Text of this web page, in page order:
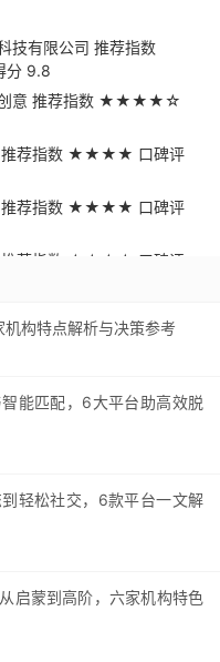
技有限公司 推荐指数
9.8
创意 推荐指数 ★★★★☆
推荐指数 ★★★★ 口碑评
推荐指数 ★★★★ 口碑评
推荐指数 ★★★☆ 口碑评
构特点解析与决策参考
能匹配，6大平台助高效脱
轻松社交，6款平台一文解
启蒙到高阶，六家机构特色